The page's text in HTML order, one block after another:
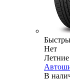
Нет
Летние
В